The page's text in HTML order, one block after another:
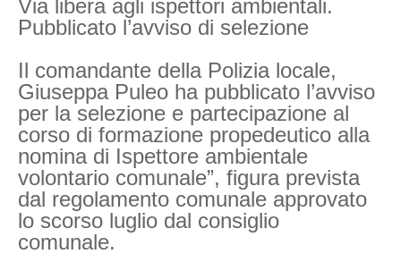
Via libera agli ispettori ambientali.
Pubblicato l’avviso di selezione
Il comandante della Polizia locale,
Giuseppa Puleo ha pubblicato l’avviso
per la selezione e partecipazione al
corso di formazione propedeutico alla
nomina di Ispettore ambientale
volontario comunale”, figura prevista
dal regolamento comunale approvato
lo scorso luglio dal consiglio
comunale.